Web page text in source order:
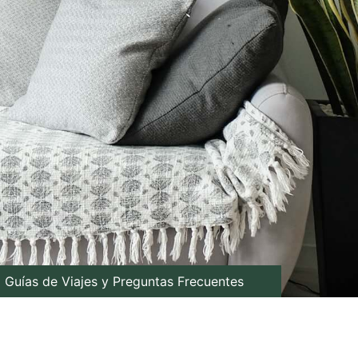
Guías de Viajes y Preguntas Frecuentes